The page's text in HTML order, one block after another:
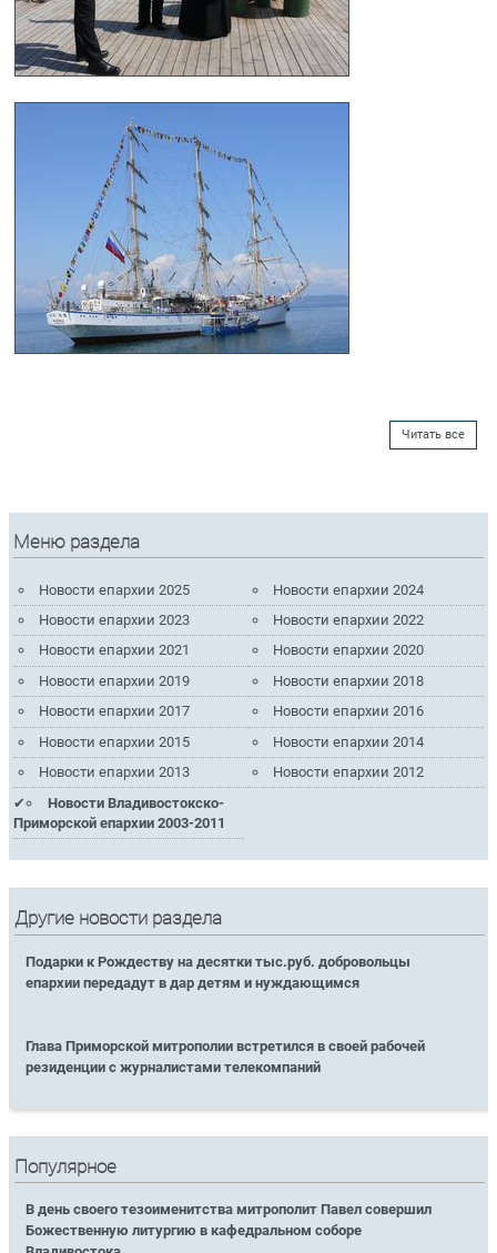
Читать все
Меню раздела
Новости епархии 2025
Новости епархии 2024
Новости епархии 2023
Новости епархии 2022
Новости епархии 2021
Новости епархии 2020
Новости епархии 2019
Новости епархии 2018
Новости епархии 2017
Новости епархии 2016
Новости епархии 2015
Новости епархии 2014
Новости епархии 2013
Новости епархии 2012
Новости Владивостокско-
Приморской епархии 2003-2011
Другие новости раздела
Подарки к Рождеству на десятки тыс.руб. добровольцы
епархии передадут в дар детям и нуждающимся
Глава Приморской митрополии встретился в своей рабочей
резиденции с журналистами телекомпаний
Популярное
В день своего тезоименитства митрополит Павел совершил
Божественную литургию в кафедральном соборе